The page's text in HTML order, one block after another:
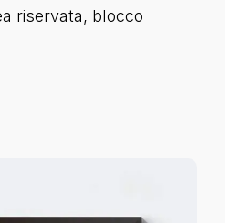
riservata, blocco